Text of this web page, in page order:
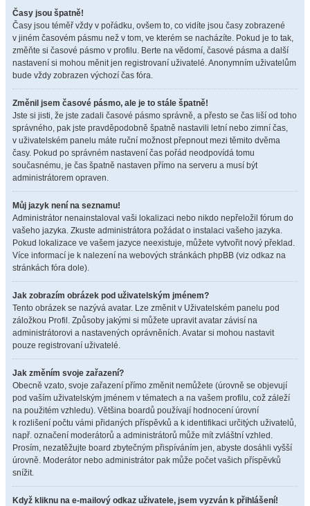
Časy jsou špatně!
Časy jsou téměř vždy v pořádku, ovšem to, co vidíte jsou časy zobrazené
v jiném časovém pásmu než v tom, ve kterém se nacházíte. Pokud je to tak,
změňte si časové pásmo v profilu. Berte na vědomí, časové pásma a další
nastavení si mohou měnit jen registrovaní uživatelé. Anonymním uživatelům
bude vždy zobrazen výchozí čas fóra.
Změnil jsem časové pásmo, ale je to stále špatně!
Jste si jisti, že jste zadali časové pásmo správně, a přesto se čas liší od toho
správného, pak jste pravděpodobně špatně nastavili letní nebo zimní čas,
v uživatelském panelu máte ruční možnost přepnout mezi těmito dvěma
časy. Pokud po správném nastavení čas pořád neodpovídá tomu
současnému, je čas špatně nastaven přímo na serveru a musí být
administrátorem opraven.
Můj jazyk není na seznamu!
Administrátor nenainstaloval vaši lokalizaci nebo nikdo nepřeložil fórum do
vašeho jazyka. Zkuste administrátora požádat o instalaci vašeho jazyka.
Pokud lokalizace ve vašem jazyce neexistuje, můžete vytvořit nový překlad.
Více informací je k nalezení na webových stránkách phpBB (viz odkaz na
stránkách fóra dole).
Jak zobrazím obrázek pod uživatelským jménem?
Tento obrázek se nazývá avatar. Lze změnit v Uživatelském panelu pod
záložkou Profil. Způsoby jakými si můžete upravit avatar závisí na
administrátorovi a nastavených oprávněních. Avatar si mohou nastavit
pouze registrovaní uživatelé.
Jak změním svoje zařazení?
Obecně vzato, svoje zařazení přímo změnit nemůžete (úrovně se objevují
pod vaším uživatelským jménem v tématech a na vašem profilu, což záleží
na použitém vzhledu). Většina boardů používají hodnocení úrovní
k rozlišení počtu vámi přidaných příspěvků a k identifikaci určitých uživatelů,
např. označení moderátorů a administrátorů může mít zvláštní vzhled.
Prosím, nezatěžujte board zbytečným přispíváním jen, abyste dosáhli vyšší
úrovně. Moderátor nebo administrátor pak může počet vašich příspěvků
snížit.
Když kliknu na e-mailový odkaz uživatele, jsem vyzván k přihlášení!